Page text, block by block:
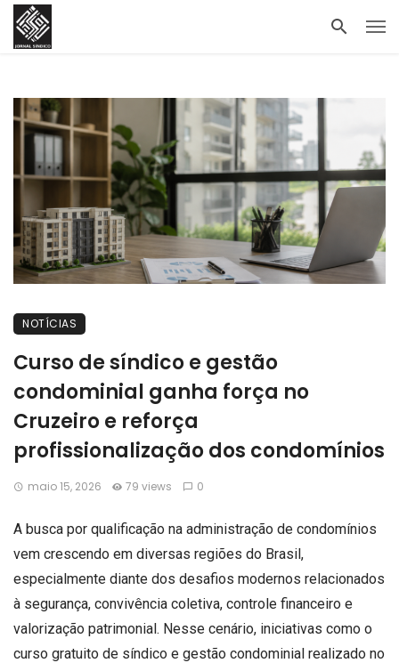
NOTÍCIAS
Curso de síndico e gestão
condominial ganha força no
Cruzeiro e reforça
profissionalização dos condomínios
maio 15, 2026 79 views 0
A busca por qualificação na administração de condomínios
vem crescendo em diversas regiões do Brasil,
especialmente diante dos desafios modernos relacionados
à segurança, convivência coletiva, controle financeiro e
valorização patrimonial. Nesse cenário, iniciativas como o
curso gratuito de síndico e gestão condominial realizado no